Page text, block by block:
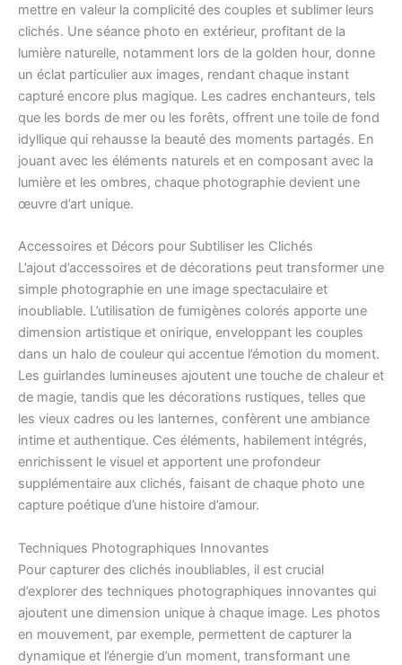
mettre en valeur la complicité des couples et sublimer leurs
clichés. Une séance photo en extérieur, profitant de la
lumière naturelle, notamment lors de la golden hour, donne
un éclat particulier aux images, rendant chaque instant
capturé encore plus magique. Les cadres enchanteurs, tels
que les bords de mer ou les forêts, offrent une toile de fond
idyllique qui rehausse la beauté des moments partagés. En
jouant avec les éléments naturels et en composant avec la
lumière et les ombres, chaque photographie devient une
œuvre d’art unique.
Accessoires et Décors pour Subtiliser les Clichés
L’ajout d’accessoires et de décorations peut transformer une
simple photographie en une image spectaculaire et
inoubliable. L’utilisation de fumigènes colorés apporte une
dimension artistique et onirique, enveloppant les couples
dans un halo de couleur qui accentue l’émotion du moment.
Les guirlandes lumineuses ajoutent une touche de chaleur et
de magie, tandis que les décorations rustiques, telles que
les vieux cadres ou les lanternes, confèrent une ambiance
intime et authentique. Ces éléments, habilement intégrés,
enrichissent le visuel et apportent une profondeur
supplémentaire aux clichés, faisant de chaque photo une
capture poétique d’une histoire d’amour.
Techniques Photographiques Innovantes
Pour capturer des clichés inoubliables, il est crucial
d’explorer des techniques photographiques innovantes qui
ajoutent une dimension unique à chaque image. Les photos
en mouvement, par exemple, permettent de capturer la
dynamique et l’énergie d’un moment, transformant une